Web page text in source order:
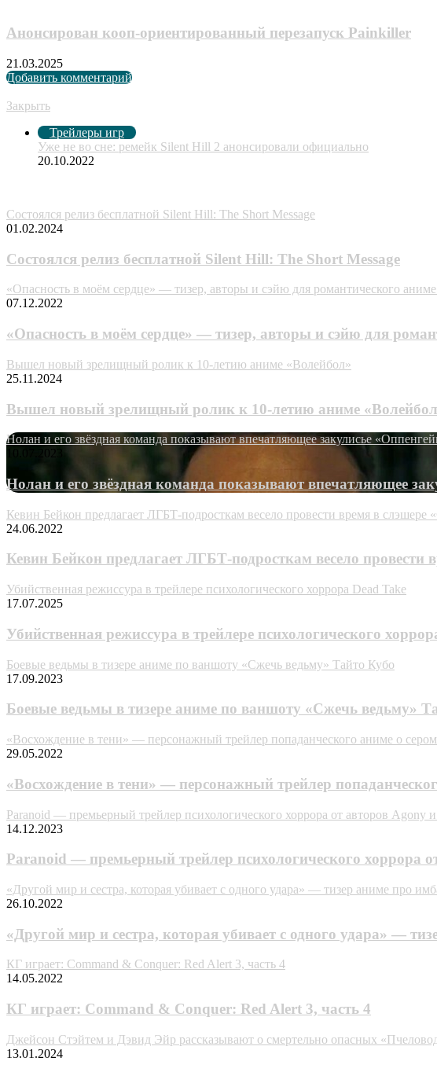
Анонсирован кооп-ориентированный перезапуск Painkiller
21.03.2025
Добавить комментарий
Закрыть
Трейлеры игр
Уже не во сне: ремейк Silent Hill 2 анонсировали официально
20.10.2022
Состоялся релиз бесплатной Silent Hill: The Short Message
01.02.2024
Состоялся релиз бесплатной Silent Hill: The Short Message
«Опасность в моём сердце» — тизер, авторы и сэйю для романтического
07.12.2022
«Опасность в моём сердце» — тизер, авторы и сэйю для
Вышел новый зрелищный ролик к 10-летию аниме «Волейбол»
25.11.2024
Вышел новый зрелищный ролик к 10-летию аниме
Нолан и его звёздная команда показывают впечатляющее закулисье
Нолан и его звёздная команда показывают впечатляющее
Кевин Бейкон предлагает ЛГБТ-подросткам весело провести время в
24.06.2022
Кевин Бейкон предлагает ЛГБТ-подросткам весело провести
Убийственная режиссура в трейлере психологического хоррора Dead Take
17.07.2025
Убийственная режиссура в трейлере психологического
Боевые ведьмы в тизере аниме по ваншоту «Сжечь ведьму» Тайто Кубо
17.09.2023
Боевые ведьмы в тизере аниме по ваншоту «Сжечь ведьму»
«Восхождение в тени» — персонажный трейлер попаданческого аниме о
29.05.2022
«Восхождение в тени» — персонажный трейлер
Paranoid — премьерный трейлер психологического хоррора от авторов Agony
14.12.2023
Paranoid — премьерный трейлер психологического хоррора
«Другой мир и сестра, которая убивает с одного удара» — тизер аниме про
26.10.2022
«Другой мир и сестра, которая убивает с одного удара» —
КГ играет: Command & Conquer: Red Alert 3, часть 4
14.05.2022
КГ играет: Command & Conquer: Red Alert 3, часть 4
Джейсон Стэйтем и Дэвид Эйр рассказывают о смертельно опасных
13.01.2024